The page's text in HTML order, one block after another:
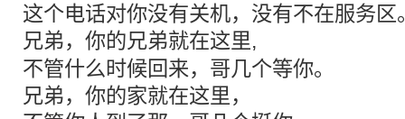
这个电话对你没有关机，没有不在服务区
兄弟，你的兄弟就在这里,
不管什么时候回来，哥几个等你。
兄弟，你的家就在这里，